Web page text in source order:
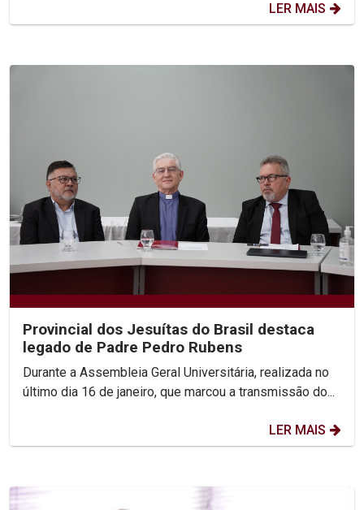
LER MAIS
Provincial dos Jesuítas do Brasil destaca
legado de Padre Pedro Rubens
Durante a Assembleia Geral Universitária, realizada no
último dia 16 de janeiro, que marcou a transmissão do...
LER MAIS